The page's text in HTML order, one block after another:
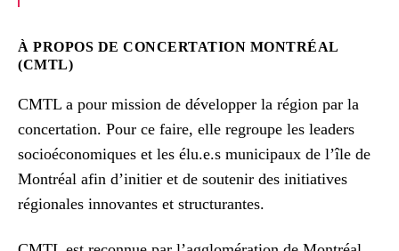
À PROPOS DE CONCERTATION MONTRÉAL
(CMTL)
CMTL a pour mission de développer la région par la
concertation. Pour ce faire, elle regroupe les leaders
socioéconomiques et les élu.e.s municipaux de l’île de
Montréal afin d’initier et de soutenir des initiatives
régionales innovantes et structurantes.